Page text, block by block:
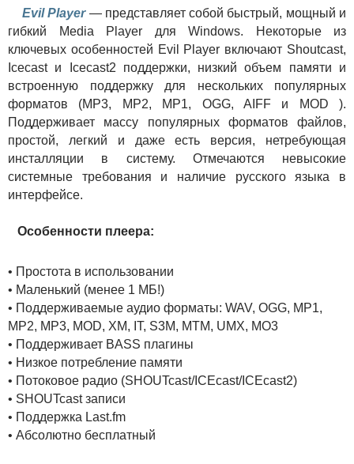
Evil Player— представляет собой быстрый, мощный и
гибкий Media Player для Windows. Некоторые из
ключевых особенностей Evil Player включают Shoutcast,
Icecast и Icecast2 поддержки, низкий объем памяти и
встроенную поддержку для нескольких популярных
форматов (MP3, MP2, MP1, OGG, AIFF и MOD ).
Поддерживает массу популярных форматов файлов,
простой, легкий и даже есть версия, нетребующая
инсталляции в систему. Отмечаются невысокие
системные требования и наличие русского языка в
интерфейсе.
Особенности плеера:
• Простота в использовании
• Маленький (менее 1 МБ!)
• Поддерживаемые аудио форматы: WAV, OGG, MP1,
MP2, MP3, MOD, XM, IT, S3M, MTM, UMX, MO3
• Поддерживает BASS плагины
• Низкое потребление памяти
• Потоковое радио (SHOUTcast/ICEcast/ICEcast2)
• SHOUTcast записи
• Поддержка Last.fm
• Абсолютно бесплатный